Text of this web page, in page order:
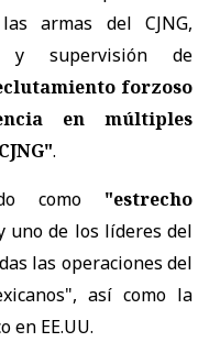
armas del CJNG,
y supervisión de
forzoso
en múltiples
.
como "estrecho
uno de los líderes del
las operaciones del
así como la
en EE.UU.